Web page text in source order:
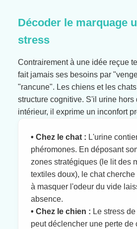
Décoder le marquage
stress
Contrairement à une idée reçue
fait jamais ses besoins par
"rancune". Les chiens et les
structure cognitive. S'il urine hors
intérieur, il exprime un inconfort
• Chez le chat : L'urine
phéromones. En déposant
zones stratégiques (le lit des
textiles doux), le chat
à masquer l'odeur du vide
absence.
• Chez le chien : Le stress
peut déclencher une perte de